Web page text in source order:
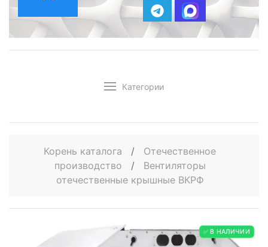
Категории
Корень каталога /
Отечественное
производство
/
Вентиляторы
отечественные крышные ВКРФ
✅ В НАЛИЧИИ